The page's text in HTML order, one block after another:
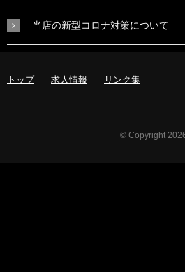
当店の新型コロナ対策について
トップ 求人情報 リンク集
© Copyright